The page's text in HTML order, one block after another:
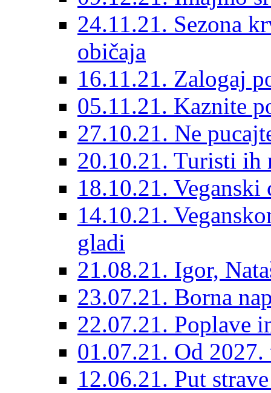
24.11.21. Sezona
običaja
16.11.21. Zalogaj
05.11.21. Kaznite
27.10.21. Ne
20.10.21. Turisti ih
18.10.21. Veganski
14.10.21.
gladi
21.08.21. Igor,
23.07.21. Borna
22.07.21. Poplave
01.07.21. Od
12.06.21. Put